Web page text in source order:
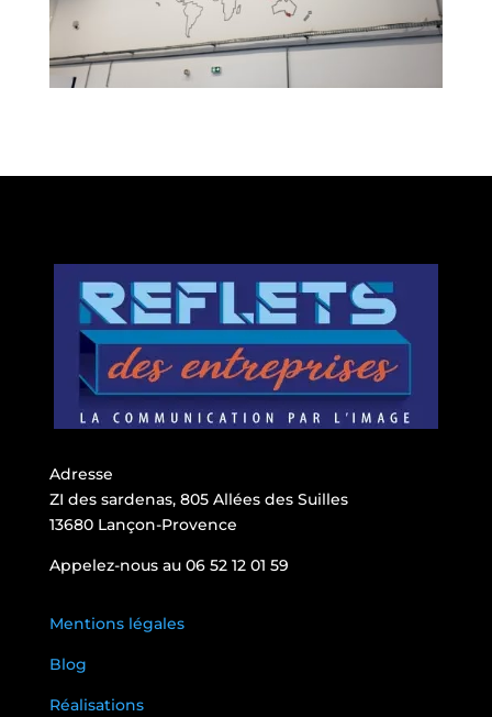
Adresse
ZI des sardenas, 805 Allées des Suilles
13680 Lançon-Provence
Appelez-nous au 06 52 12 01 59
Mentions légales
Blog
Réalisations